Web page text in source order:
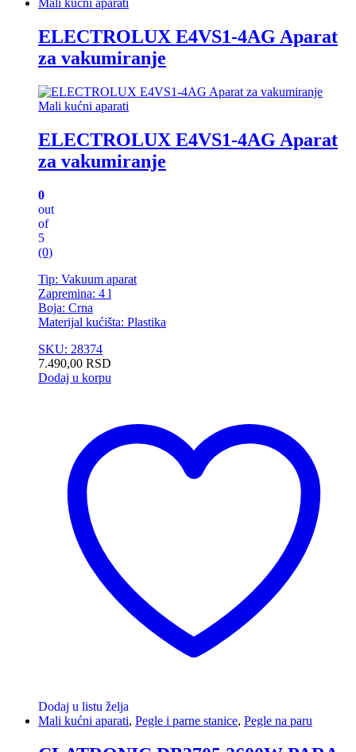
Mali kućni aparati
ELECTROLUX E4VS1-4AG Aparat
za vakumiranje
Mali kućni aparati
ELECTROLUX E4VS1-4AG Aparat
za vakumiranje
0
out
of
5
(0)
Tip: Vakuum aparat
Zapremina: 4 l
Boja: Crna
Materijal kućišta: Plastika
SKU: 28374
7.490,00 RSD
Dodaj u korpu
Dodaj u listu želja
Mali kućni aparati, Pegle i parne stanice, Pegle na paru